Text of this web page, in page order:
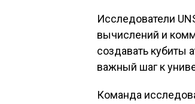
Исследователи
вычислений и
создавать кубиты
важный шаг к
Команда